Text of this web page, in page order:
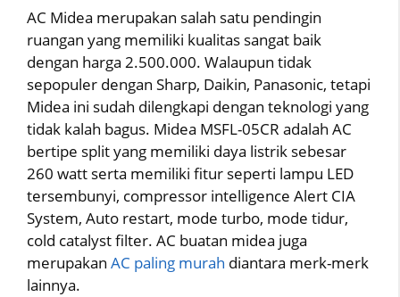
AC Midea merupakan salah satu pendingin
ruangan yang memiliki kualitas sangat baik
dengan harga 2.500.000. Walaupun tidak
sepopuler dengan Sharp, Daikin, Panasonic, tetapi
Midea ini sudah dilengkapi dengan teknologi yang
tidak kalah bagus. Midea MSFL-05CR adalah AC
bertipe split yang memiliki daya listrik sebesar
260 watt serta memiliki fitur seperti lampu LED
tersembunyi, compressor intelligence Alert CIA
System, Auto restart, mode turbo, mode tidur,
cold catalyst filter. AC buatan midea juga
merupakan AC paling murah diantara merk-merk
lainnya.